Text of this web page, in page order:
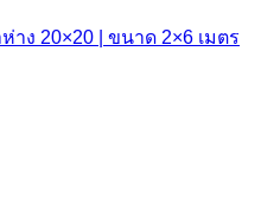
าง 20×20 | ขนาด 2×6 เมตร